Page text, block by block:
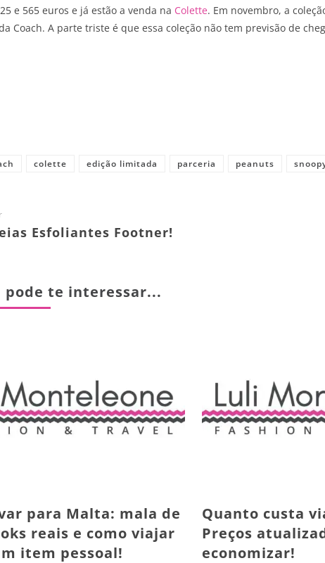
e 565 euros e já estão a venda na Colette. Em novembro, a
Coach. A parte triste é que essa coleção não tem previsão de
colette edição limitada parceria peanuts
Esfoliantes Footner!
pode te interessar...
para Malta: mala de
reais e como viajar
item pessoal!
Quanto custa
Preços
economizar!